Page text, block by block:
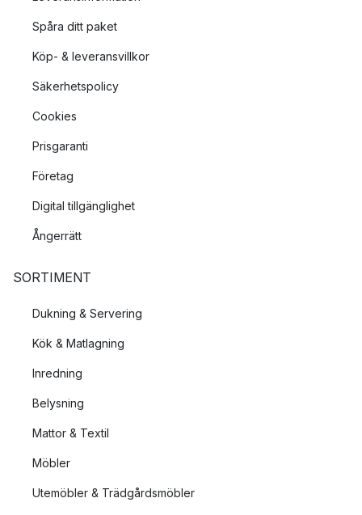
Spåra ditt paket
Köp- & leveransvillkor
Säkerhetspolicy
Cookies
Prisgaranti
Företag
Digital tillgänglighet
Ångerrätt
SORTIMENT
Dukning & Servering
Kök & Matlagning
Inredning
Belysning
Mattor & Textil
Möbler
Utemöbler & Trädgårdsmöbler